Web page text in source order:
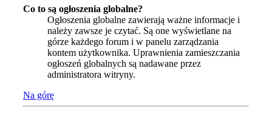
Co to są ogłoszenia globalne?
Ogłoszenia globalne zawierają ważne informacje i
należy zawsze je czytać. Są one wyświetlane na
górze każdego forum i w panelu zarządzania
kontem użytkownika. Uprawnienia zamieszczania
ogłoszeń globalnych są nadawane przez
administratora witryny.
Na górę